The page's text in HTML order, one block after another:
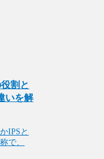
割と
いを解
IPSと
で、